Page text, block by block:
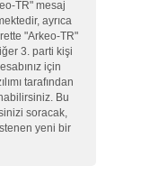
TR" mesaj
ayrıca
"Arkeo-TR"
3. parti kişi
için
tarafından
Bu
soracak,
yeni bir